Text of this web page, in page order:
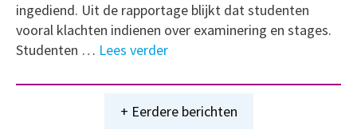
ingediend. Uit de rapportage blijkt dat studenten
vooral klachten indienen over examinering en stages.
Studenten … Lees verder
+ Eerdere berichten